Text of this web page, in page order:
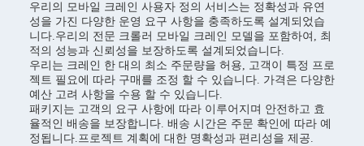
우리의 모바일 크레인 사용자 정의 서비스는 정확성과 유연
성을 가진 다양한 운영 요구 사항을 충족하도록 설계되었습
니다.우리의 전문 크롤러 모바일 크레인 모델을 포함하여, 최
적의 성능과 신뢰성을 보장하도록 설계되었습니다.
우리는 크레인 한 대의 최소 주문량을 허용, 고객이 특정 프로
젝트 필요에 따라 구매를 조정 할 수 있습니다. 가격은 다양한
예산 고려 사항을 수용 할 수 있습니다.
패키지는 고객의 요구 사항에 따라 이루어지며 안전하고 효
율적인 배송을 보장합니다. 배송 시간은 주문 확인에 따라 예
정됩니다.프로젝트 계획에 대한 명확성과 편리성을 제공.